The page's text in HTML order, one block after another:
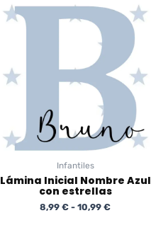
Infantiles
Lámina Inicial Nombre Azul
con estrellas
8,99 € - 10,99 €
Rango
precios:
8,99 €
hasta
10,99 €